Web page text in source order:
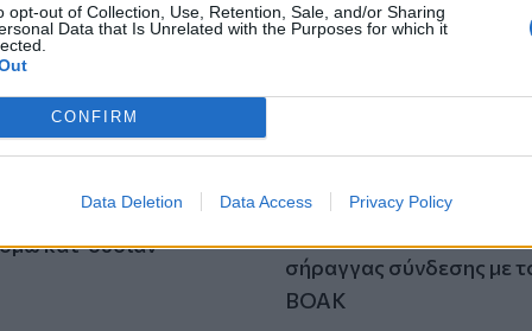
opt-out of Collection, Use, Retention, Sale, and/or Sharing
Data that Is Unrelated with the Purposes for which it
CONFIRM
Data Deletion Data Access Privacy Policy
θερμομόνωσης FIBRAN:
κατ' ουσίαν
Νέο αεροδρόμιο
σήραγγας σύνδεσης με
ΒΟΑΚ